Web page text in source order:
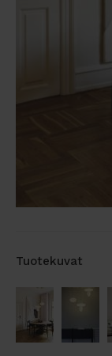
Tuotekuvat